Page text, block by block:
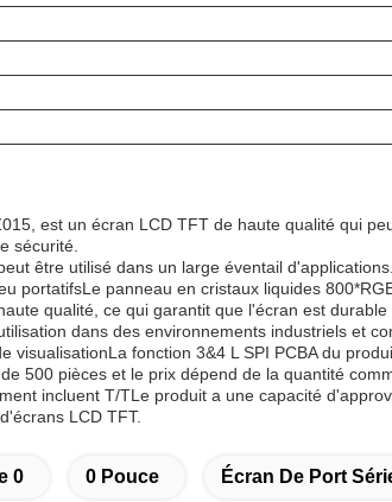
est un écran LCD TFT de haute qualité qui
sécurité.
être utilisé dans un large éventail
portatifsLe panneau en cristaux liquides
qualité, ce qui garantit que l'écran est durable
dans des environnements industriels et
visualisationLa fonction 3&4 L SPI PCBA du
500 pièces et le prix dépend de la quantité
incluent T/TLe produit a une capacité
LCD TFT.
0 0 Pouce Écran De Port